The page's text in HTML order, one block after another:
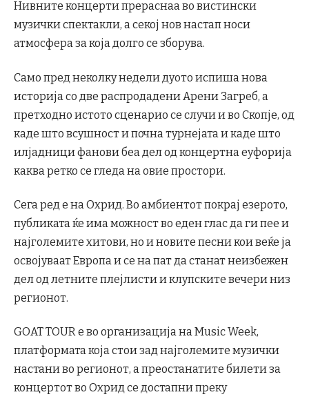
Нивните концерти прераснаа во вистински
музички спектакли, а секој нов настап носи
атмосфера за која долго се зборува.
Само пред неколку недели дуото испиша нова
историја со две распродадени Арени Загреб, а
претходно истото сценарио се случи и во Скопје, од
каде што всушност и почна турнејата и каде што
илјадници фанови беа дел од концертна еуфорија
каква ретко се гледа на овие простори.
Сега ред е на Охрид. Во амбиентот покрај езерото,
публиката ќе има можност во еден глас да ги пее и
најголемите хитови, но и новите песни кои веќе ја
освојуваат Европа и се на пат да станат неизбежен
дел од летните плејлисти и клупските вечери низ
регионот.
GOAT TOUR е во организација на Music Week,
платформата која стои зад најголемите музички
настани во регионот, а преостанатите билети за
концертот во Охрид се достапни преку